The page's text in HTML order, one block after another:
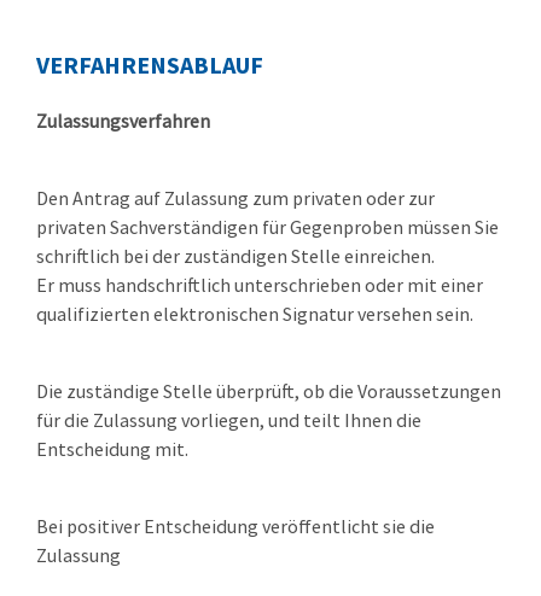
VERFAHRENSABLAUF
Zulassungsverfahren
Den Antrag auf Zulassung zum privaten oder zur
privaten Sachverständigen für Gegenproben müssen Sie
schriftlich bei der zuständigen Stelle einreichen.
Er muss handschriftlich unterschrieben oder mit einer
qualifizierten elektronischen Signatur versehen sein.
Die zuständige Stelle überprüft, ob die Voraussetzungen
für die Zulassung vorliegen, und teilt Ihnen die
Entscheidung mit.
Bei positiver Entscheidung veröffentlicht sie die
Zulassung